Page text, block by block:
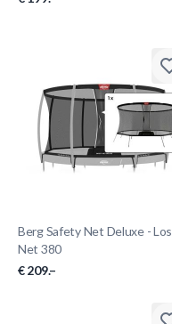
Berg Safety Net Deluxe - Los
Net 380
€ 209.–